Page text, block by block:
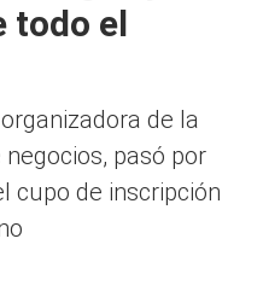
todo el
de la
pasó por
cupo de inscripción